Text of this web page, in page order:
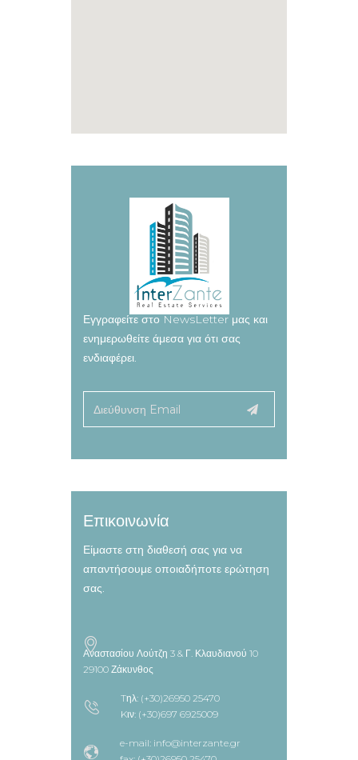
Εγγραφείτε στο NewsLetter μας και
ενημερωθείτε άμεσα για ότι σας
ενδιαφέρει.
Επικοινωνία
Είμαστε στη διαθεσή σας για να
απαντήσουμε οποιαδήποτε ερώτηση
σας.
Αναστασίου Λούτζη 3 & Γ. Κλαυδιανού 10
29100 Ζάκυνθος
Tηλ: (+30)26950 25470
Kιν: (+30)697 6925009
e-mail: info@interzante.gr